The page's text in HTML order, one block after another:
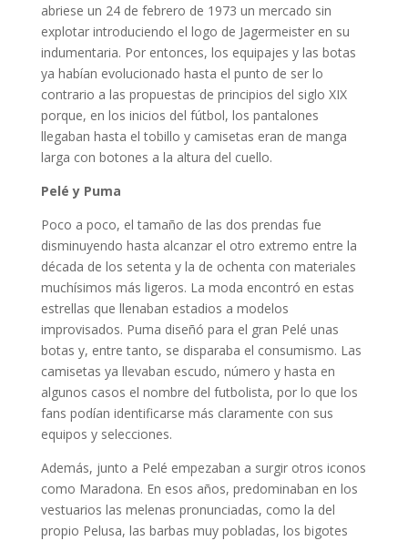
abriese un 24 de febrero de 1973 un mercado sin
explotar introduciendo el logo de Jagermeister en su
indumentaria. Por entonces, los equipajes y las botas
ya habían evolucionado hasta el punto de ser lo
contrario a las propuestas de principios del siglo XIX
porque, en los inicios del fútbol, los pantalones
llegaban hasta el tobillo y camisetas eran de manga
larga con botones a la altura del cuello.
Pelé y Puma
Poco a poco, el tamaño de las dos prendas fue
disminuyendo hasta alcanzar el otro extremo entre la
década de los setenta y la de ochenta con materiales
muchísimos más ligeros. La moda encontró en estas
estrellas que llenaban estadios a modelos
improvisados. Puma diseñó para el gran Pelé unas
botas y, entre tanto, se disparaba el consumismo. Las
camisetas ya llevaban escudo, número y hasta en
algunos casos el nombre del futbolista, por lo que los
fans podían identificarse más claramente con sus
equipos y selecciones.
Además, junto a Pelé empezaban a surgir otros iconos
como Maradona. En esos años, predominaban en los
vestuarios las melenas pronunciadas, como la del
propio Pelusa, las barbas muy pobladas, los bigotes